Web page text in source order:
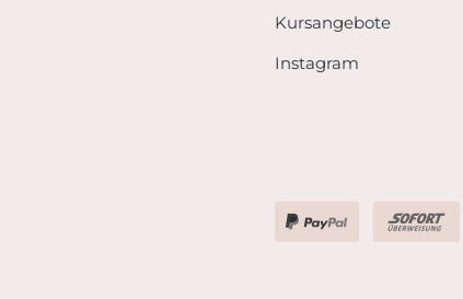
Kursangebote
Instagram